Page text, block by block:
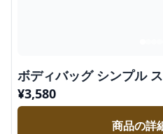
ボディバッグ シンプル
¥3,580
商品の詳